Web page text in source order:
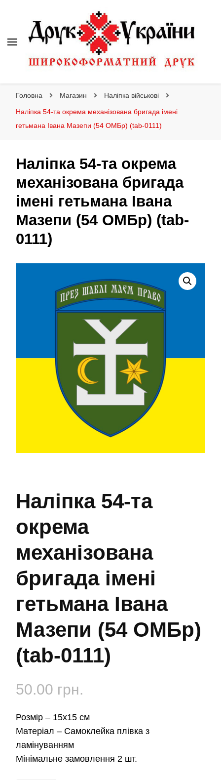
Головна Магазин Наліпка військові
Наліпка 54-та окрема механізована бригада імені
гетьмана Івана Мазепи (54 ОМБр) (tab-0111)
Наліпка 54-та окрема
механізована бригада
імені гетьмана Івана
Мазепи (54 ОМБр) (tab-
0111)
Наліпка 54-та
окрема
механізована
бригада імені
гетьмана Івана
Мазепи (54 ОМБр)
(tab-0111)
50.00 грн.
Розмір – 15х15 см
Матеріал – Самоклейка плівка з
ламінуванням
Мінімальне замовлення 2 шт.